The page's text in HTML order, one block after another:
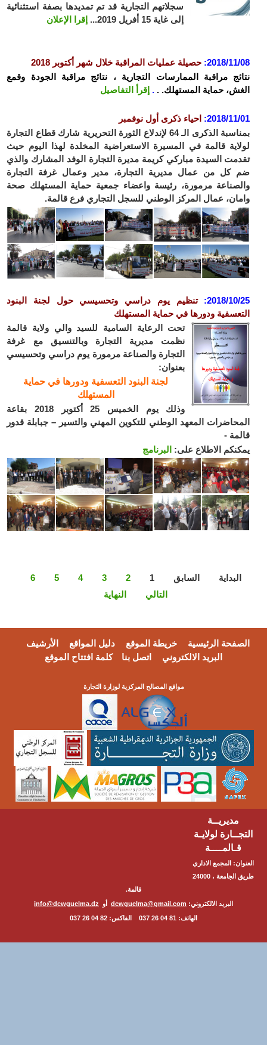
سجلاتهم التجارية قد تم تمديدها بصفة استثنائية
إلى غاية 15 أفريل 2019...
إقرا الإعلان
2018/
:حصيلة عمليات المراقبة خلال شهر أكتوبر 2018
مراقبة الممارسات التجارية ، نتائج مراقبة الجودة وقمع
حماية المستهلك. ..إقرأ التفاصيل
2018/
:احياء ذكرى أول نوفمبر
بمناسبة الذكرى الـ 64 لإندلاع الثورة التحريرية شارك قطاع التجارة
قالمة في المسيرة الاستعراضية المخلدة لهذا اليوم حيث
السيدة مباركي كريمة مديرة التجارة الوفد المشارك والذي
كل من عمال مديرية التجارة، مدير وعمال غرفة التجارة
مرمورة، رئيسة واعضاء جمعية حماية المستهلك صحة
عمال المركز الوطني للسجل التجاري فرع قالمة.
2018/
:تنظيم يوم دراسي وتحسيسي حول لجنة البنود
ودورها في حماية المستهلك
تحت الرعاية السامية للسيد والي ولاية قالمة
نظمت مديرية التجارة وبالتنسيق مع غرفة
التجارة والصناعة مرمورة يوم دراسي وتحسيسي
بعنوان:
لجنة البنود التعسفية ودورها في حماية
المستهلك
وذلك يوم الخميس 25 أكتوبر 2018 بقاعة
المعهد الوطني للتكوين المهني والتسير – جبابلة قدور
الاطلاع على:البرنامج
السابق 1
2
3
4
5
6
النهاية
الرئيسية خريطة الموقع دليل المواقع
الأرشيف
البريد الالكتروني
اتصل بنا كلمة افتتاح الموقع
مواقع المصالح المركزية لوزارة التجارة
مديريــة
لولايـة
المجمع الاداري
طريق الجامعة ، 24000
البريد الالكتروني:dcwguelma@gmail.comأوinfo@dcwguelma.dz